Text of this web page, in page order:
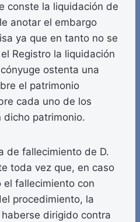
conste la liquidación de
anotar el embargo
ya que en tanto no se
Registro la liquidación
ostenta una
el patrimonio
cada uno de los
dicho patrimonio.
fallecimiento de D.
toda vez que, en caso
fallecimiento con
procedimiento, la
dirigido contra